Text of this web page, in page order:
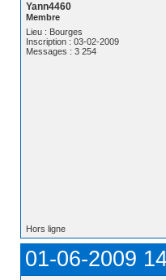
Yann4460
Membre
Lieu : Bourges
Inscription : 03-02-2009
Messages : 3 254
Hors ligne
01-06-2009